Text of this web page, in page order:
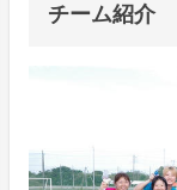
チーム紹介